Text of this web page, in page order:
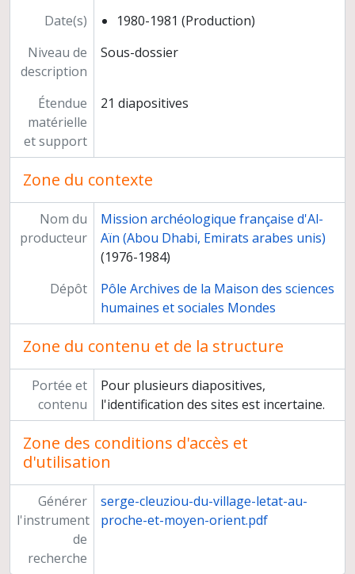
Autres responsabilités
Carrière
Date(s)
1980-1981 (Production)
Niveau de
description
Sous-dossier
Étendue
matérielle
et support
21 diapositives
Zone du contexte
Nom du
producteur
Mission archéologique française d'Al-
Aïn (Abou Dhabi, Emirats arabes unis)
(1976-1984)
Dépôt
Pôle Archives de la Maison des sciences
humaines et sociales Mondes
Zone du contenu et de la structure
Portée et
contenu
Pour plusieurs diapositives,
l'identification des sites est incertaine.
Zone des conditions d'accès et
d'utilisation
Générer
l'instrument
de
recherche
serge-cleuziou-du-village-letat-au-
proche-et-moyen-orient.pdf